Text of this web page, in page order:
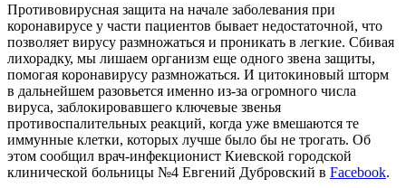
Противовирусная защита на начале заболевания при
коронавирусе у части пациентов бывает недостаточной, что
позволяет вирусу размножаться и проникать в легкие. Сбивая
лихорадку, мы лишаем организм еще одного звена защиты,
помогая коронавирусу размножаться. И цитокиновый шторм
в дальнейшем разовьется именно из-за огромного числа
вируса, заблокировавшего ключевые звенья
противоспалительных реакций, когда уже вмешаются те
иммунные клетки, которых лучше было бы не трогать. Об
этом сообщил врач-инфекционист Киевской городской
клинической больницы №4 Евгений Дубровский в Facebook.